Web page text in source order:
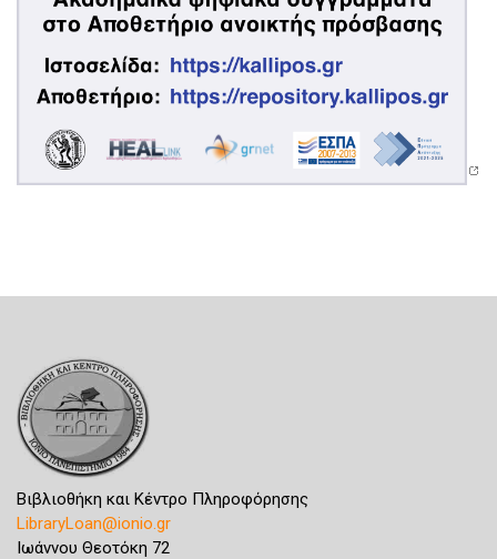
Βιβλιοθήκη και Κέντρο Πληροφόρησης
LibraryLoan@ionio.gr
Ιωάννου Θεοτόκη 72